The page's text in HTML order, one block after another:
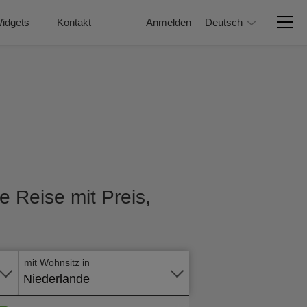
Kontakt Anmelden Deutsch
Reise mit Preis,
mit Wohnsitz in
Niederlande